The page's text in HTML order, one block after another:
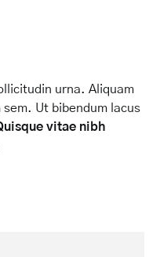
urna. Aliquam
Ut bibendum lacus
vitae nibh